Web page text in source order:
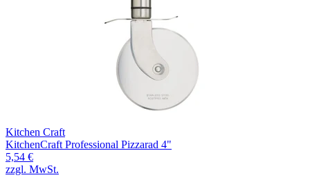
Kitchen Craft
KitchenCraft Professional Pizzarad 4"
5,54 €
zzgl. MwSt.